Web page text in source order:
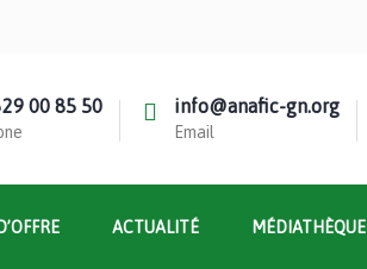
00 85 50 info@anafic-gn.org
Email
ACTUALITÉ MÉDIATHÈQUE